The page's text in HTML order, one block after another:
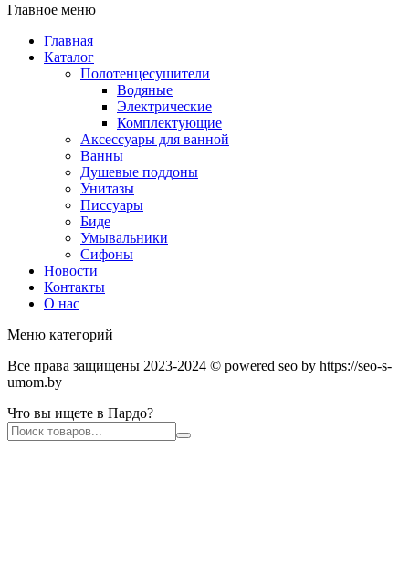
Главное меню
Главная
Каталог
Полотенцесушители
Водяные
Электрические
Комплектующие
Аксессуары для ванной
Ванны
Душевые поддоны
Унитазы
Писсуары
Биде
Умывальники
Сифоны
Новости
Контакты
О нас
Меню категорий
Все права защищены 2023-2024 © powered seo by https://seo-s-
umom.by
Что вы ищете в Пардо?